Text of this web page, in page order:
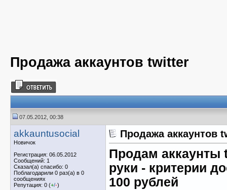
Продажа аккаунтов twitter
07.05.2012, 00:38
akkauntusocial
Новичок
Регистрация: 06.05.2012
Сообщений: 1
Сказал(а) спасибо: 0
Поблагодарили 0 раз(а) в 0
сообщениях
Репутация: 0 (+/-)
Продажа аккаунтов
Продам аккаунты
руки - критерии
100 рублей